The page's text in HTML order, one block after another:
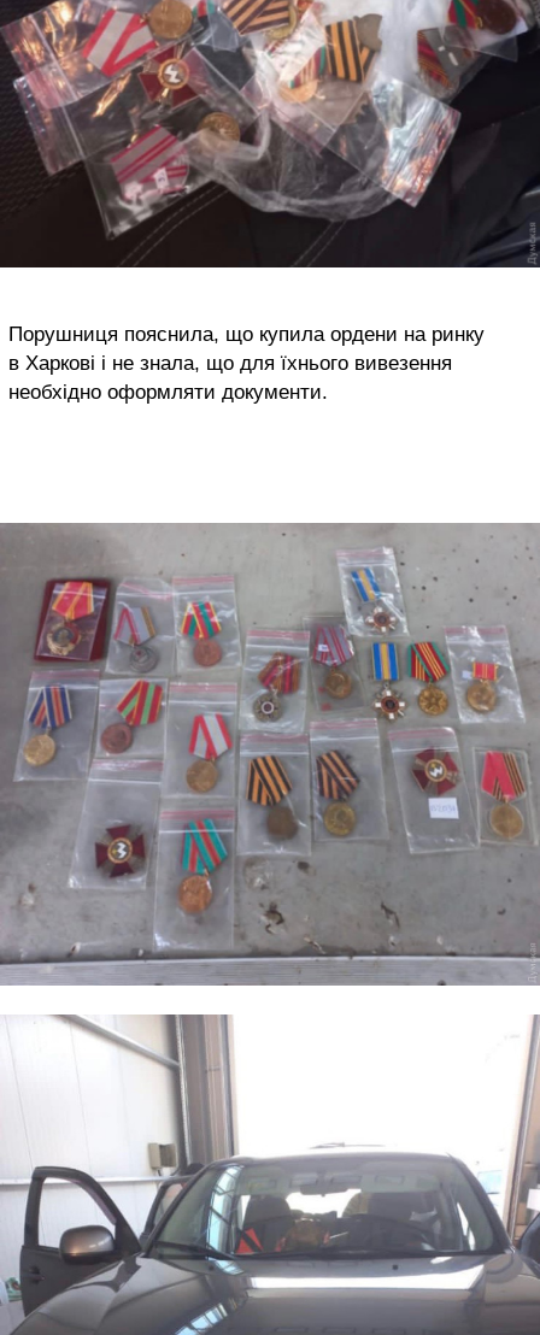
Порушниця пояснила, що купила ордени на ринку
в Харкові і не знала, що для їхнього вивезення
необхідно оформляти документи.